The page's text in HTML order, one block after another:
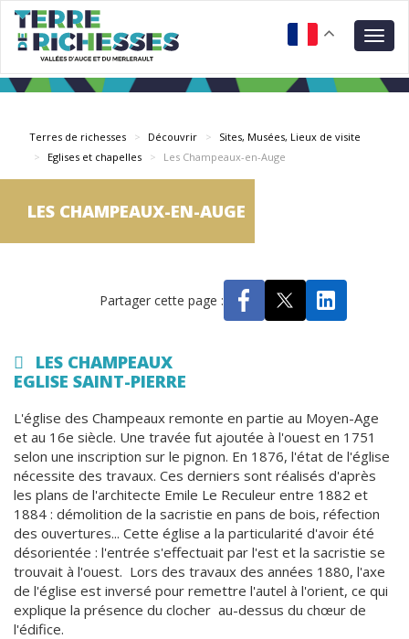
Aller
contenu
principal
Terres de richesses Découvrir
Sites, Musées, Lieux de visite
Eglises et chapelles
Les Champeaux-en-Auge
LES CHAMPEAUX-EN-AUGE
Partager cette page :
LES CHAMPEAUX
EGLISE SAINT-PIERRE
L'église des Champeaux remonte en partie au Moyen-Age
et au 16e siècle. Une travée fut ajoutée à l'ouest en 1751
selon une inscription sur le pignon. En 1876, l'état de l'église
nécessite des travaux. Ces derniers sont réalisés d'après
les plans de l'architecte Emile Le Reculeur entre 1882 et
1884 : démolition de la sacristie en pans de bois, réfection
des ouvertures... Cette église a la particularité d'avoir été
désorientée : l'entrée s'effectuait par l'est et la sacristie se
trouvait à l'ouest. Lors des travaux des années 1880, l'axe
de l'église est inversé pour remettre l'autel à l'orient, ce qui
explique la présence du clocher au-dessus du chœur de
l'édifice.
Panneau de gestion des cookies